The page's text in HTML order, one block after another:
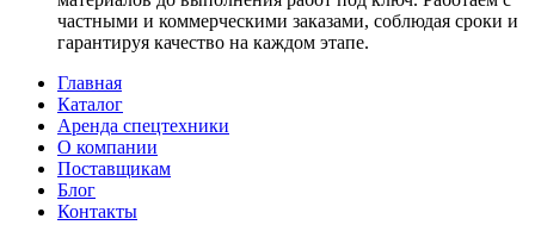
частными и коммерческими заказами, соблюдая сроки и
гарантируя качество на каждом этапе.
Главная
Каталог
Аренда спецтехники
О компании
Поставщикам
Блог
Контакты